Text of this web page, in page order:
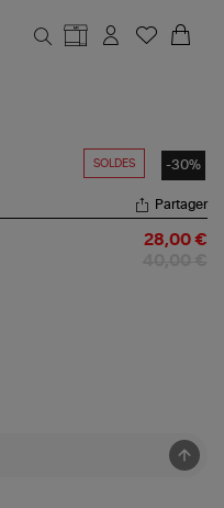
SOLDES -30%
Partager
28,00 €